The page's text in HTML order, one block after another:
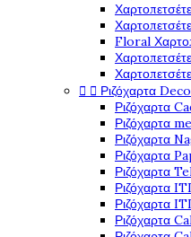
Floral
  Ριζόχαρτα
Ριζόχαρτα
Ριζόχαρτα
Ριζόχαρτα
Ριζόχαρτα
Ριζόχαρτα
Ριζόχαρτα
Ριζόχαρτα
Ριζόχαρτα